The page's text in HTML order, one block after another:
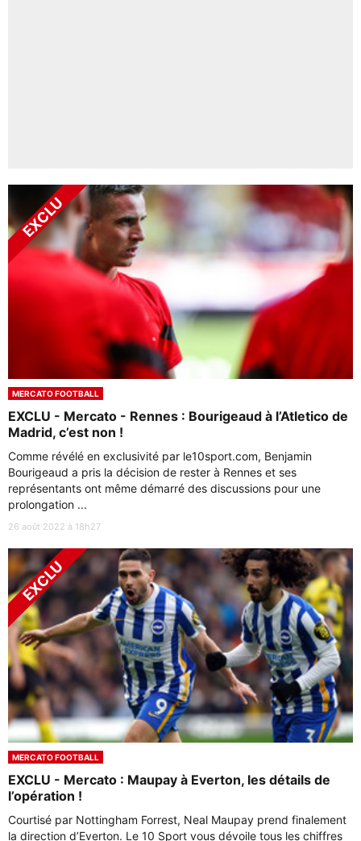
MERCATO FOOTBALL
EXCLU - Mercato - Rennes : Bourigeaud à l’Atletico de
Madrid, c’est non !
Comme révélé en exclusivité par le10sport.com, Benjamin
Bourigeaud a pris la décision de rester à Rennes et ses
représentants ont même démarré des discussions pour une
prolongation ...
26 août 2022 à 18h27
MERCATO FOOTBALL
EXCLU - Mercato : Maupay à Everton, les détails de
l’opération !
Courtisé par Nottingham Forrest, Neal Maupay prend finalement
la direction d’Everton. Le 10 Sport vous dévoile tous les chiffres